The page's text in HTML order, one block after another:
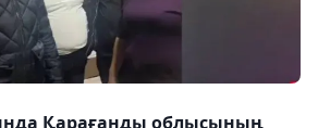
Қарағанды облысының